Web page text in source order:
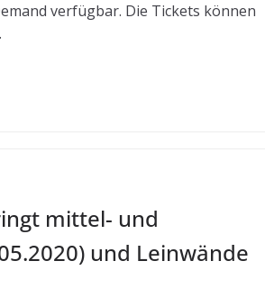
verfügbar. Die Tickets können
mittel- und
und Leinwände